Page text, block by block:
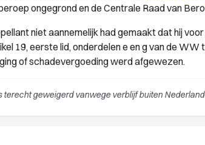
ongegrond en de Centrale Raad van
niet aannemelijk had gemaakt dat hij
19, eerste lid, onderdelen e en g van de
of schadevergoeding werd afgewezen.
terecht geweigerd vanwege verblijf buiten